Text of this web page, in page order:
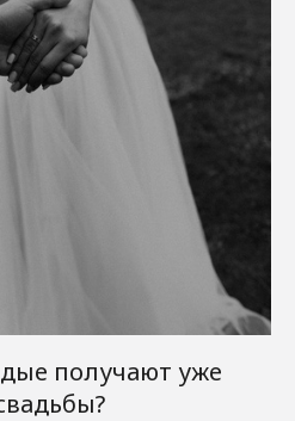
получают уже